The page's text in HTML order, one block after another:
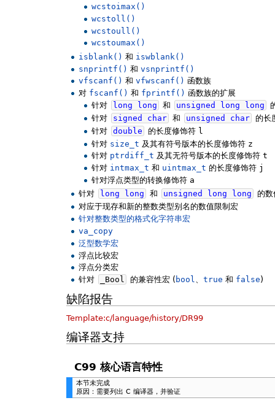
wcstoimax()
wcstoll()
wcstoull()
wcstoumax()
isblank() 和 iswblank()
snprintf() 和vsnprintf()
vfscanf() 和vfwscanf() 函数族
对 fscanf() 和 fprintf() 函数族的扩展
针对
long long 和 unsigned long long
针对
signed char 和 unsigned char
的长
针对 double 的长度修饰符 l
针对 size_t 及其有符号版本的长度修饰符 z
针对 ptrdiff_t 及其无符号版本的长度修饰符 t
针对 intmax_t 和 uintmax_t 的长度修饰符 j
针对浮点类型的转换修饰符 a
针对
long long 和 unsigned long long
的数
对应于现存和新的整数类型别名的数值限制宏
针对整数类型的格式化字符串宏
va_copy
泛型数学宏
浮点比较宏
浮点分类宏
针对
_Bool 的兼容性宏 ( bool、true 和 false)
缺陷报告
Template:c/language/history/DR99
编译器支持
C99 核心语言特性
本节未完成
原因：需要列出 C 编译器，并验证